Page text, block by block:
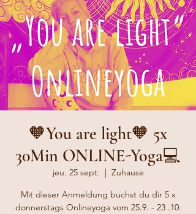
🧡You are light🧡 5x
30Min ONLINE-Yoga💻
jeu. 25 sept.
  |
Zuhause
Mit dieser Anmeldung buchst du dir 5 x
donnerstags Onlineyoga vom 25.9. - 23 .10.